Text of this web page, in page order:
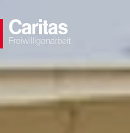
Freiwilligenarbeit